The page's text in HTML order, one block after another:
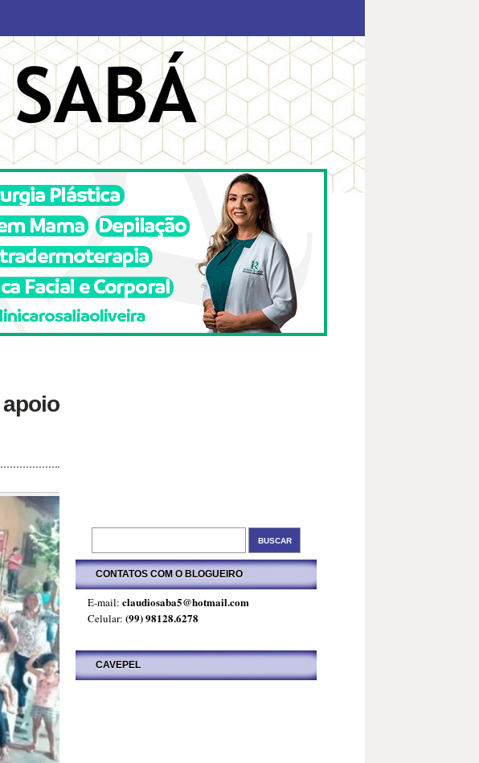
CONTATOS COM O BLOGUEIRO
E-mail: claudiosaba5@hotmail.com
Celular: (99) 98128.6278
CAVEPEL